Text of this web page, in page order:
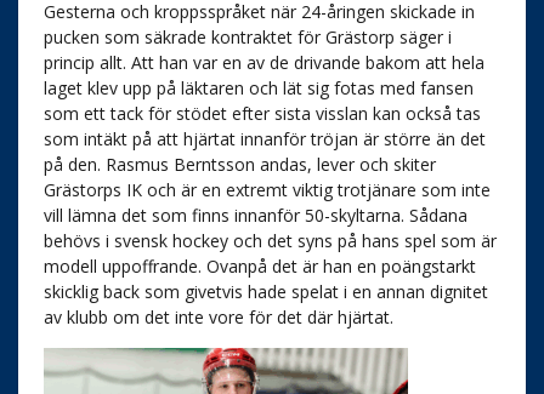
Gesterna och kroppsspråket när 24-åringen skickade in
pucken som säkrade kontraktet för Grästorp säger i
princip allt. Att han var en av de drivande bakom att hela
laget klev upp på läktaren och lät sig fotas med fansen
som ett tack för stödet efter sista visslan kan också tas
som intäkt på att hjärtat innanför tröjan är större än det
på den. Rasmus Berntsson andas, lever och skiter
Grästorps IK och är en extremt viktig trotjänare som inte
vill lämna det som finns innanför 50-skyltarna. Sådana
behövs i svensk hockey och det syns på hans spel som är
modell uppoffrande. Ovanpå det är han en poängstarkt
skicklig back som givetvis hade spelat i en annan dignitet
av klubb om det inte vore för det där hjärtat.